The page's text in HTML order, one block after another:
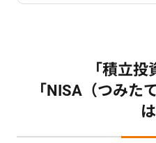
「積立
「NISA（つみた